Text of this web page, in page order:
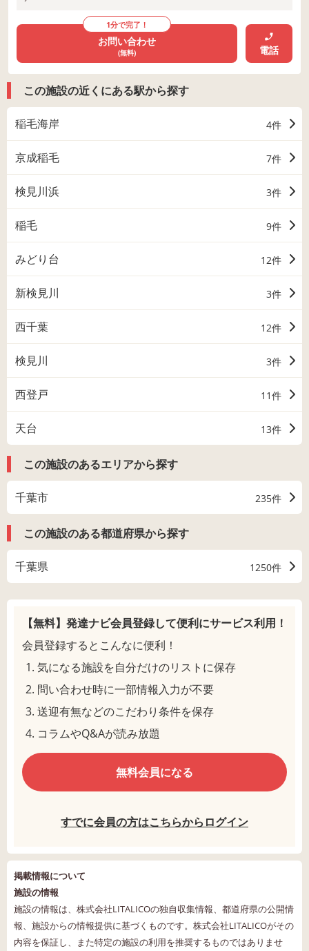
1分で完了！
お問い合わせ
(無料) 電話
この施設の近くにある駅から探す
稲毛海岸 4件
京成稲毛 7件
検見川浜 3件
稲毛 9件
みどり台 12件
新検見川 3件
西千葉 12件
検見川 3件
西登戸 11件
天台 13件
この施設のあるエリアから探す
千葉市 235件
この施設のある都道府県から探す
千葉県 1250件
【無料】発達ナビ会員登録して便利にサービス利用！
会員登録するとこんなに便利！
気になる施設を自分だけのリストに保存
問い合わせ時に一部情報入力が不要
送迎有無などのこだわり条件を保存
コラムやQ&Aが読み放題
無料会員になる
すでに会員の方はこちらからログイン
掲載情報について
施設の情報
施設の情報は、株式会社LITALICOの独自収集情報、都道府県の公開情
報、施設からの情報提供に基づくものです。株式会社LITALICOがその
内容を保証し、また特定の施設の利用を推奨するものではありませ